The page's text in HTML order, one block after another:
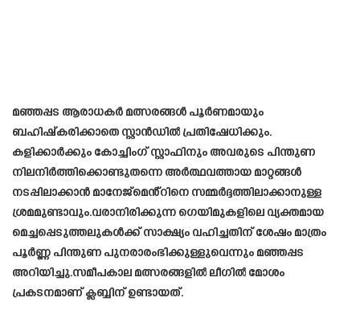
മഞ്ഞപ്പട ആരാധകർ മത്സരങ്ങൾ പൂർണമായും
ബഹിഷ്കരിക്കാതെ സ്റ്റാൻഡിൽ പ്രതിഷേധിക്കും.
കളിക്കാർക്കും കോച്ചിംഗ് സ്റ്റാഫിനും അവരുടെ പിന്തുണ
നിലനിർത്തിക്കൊണ്ടുതന്നെ അർത്ഥവത്തായ മാറ്റങ്ങൾ
നടപ്പിലാക്കാൻ മാനേജ്‌മെൻ്റിനെ സമ്മർദ്ദത്തിലാക്കാനുള്ള
ശ്രമമുണ്ടാവും.വരാനിരിക്കുന്ന ഗെയിമുകളിലെ വ്യക്തമായ
മെച്ചപ്പെടുത്തലുകൾക്ക് സാക്ഷ്യം വഹിച്ചതിന് ശേഷം മാത്രം
പൂർണ്ണ പിന്തുണ പുനരാരംഭിക്കുള്ളുവെന്നും മഞ്ഞപ്പട
അറിയിച്ചു.സമീപകാല മത്സരങ്ങളിൽ ലീഗിൽ മോശം
പ്രകടനമാണ് ക്ലബ്ബിന് ഉണ്ടായത്.